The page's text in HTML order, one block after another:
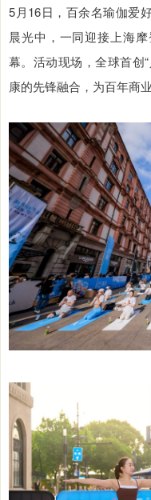
5月16日，百余名瑜伽爱
晨光中，一同迎接上海
幕。活动现场，全球首创
康的先锋融合，为百年商